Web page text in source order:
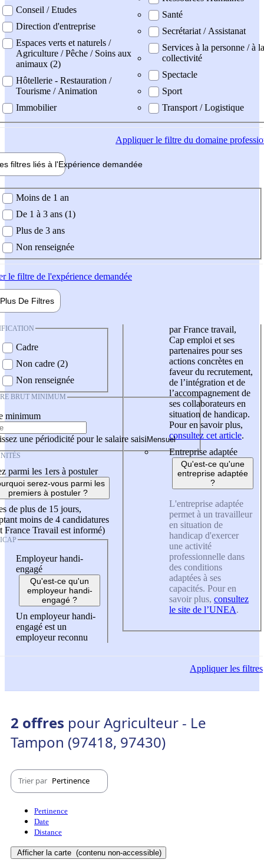
Conseil / Etudes
Direction d'entreprise
Espaces verts et naturels /
Agriculture / Pêche / Soins aux
animaux (2)
Hôtellerie - Restauration /
Tourisme / Animation
Immobilier
Santé
Secrétariat / Assistanat
Services à la personne / à la
collectivité
Spectacle
Sport
Transport / Logistique
Appliquerle filtre du domaine
filtres liés à l'Expérience demandée
demandée
Moins de 1 an
De 1 à 3 ans (1)
Plus de 3 ans
Non renseignée
le filtre de l'expérience demandée
Plus De Filtres
Cadre
Non cadre (2)
Non renseignée
BRUT MINIMUM
minimum
une périodicité pour le salaire saisi
parmi les 1ers à postuler
serez-vous parmi les
premiers à postuler ?
de plus de 15 jours,
moins de 4 candidatures
France Travail est informé)
Employeur handi-
engagé
Qu'est-ce qu'un
employeur handi-
engagé ?
Un employeur handi-
engagé est un
employeur reconnu
par France travail,
Cap emploi et ses
partenaires pour ses
actions concrètes en
faveur du recrutement,
de l’intégration et de
l’accompagnement de
ses collaborateurs en
situation de handicap.
Pour en savoir plus,
consultez cet article.
Entreprise adaptée
Qu'est-ce qu'une
entreprise adaptée
?
L'entreprise adaptée
permet à un travailleur
en situation de
handicap d'exercer
une activité
professionnelle dans
des conditions
adaptées à ses
capacités. Pour en
savoir plus, consultez
le site de l’UNEA.
Appliquerles filtres
2 offres pour Agriculteur - Le
Tampon (97418, 97430)
Trier par Pertinence
Pertinence
Date
Distance
Afficher la carte (contenu non-accessible)